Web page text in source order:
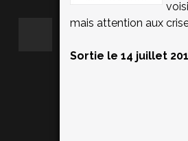
mais attention aux
Sortie le 14 juillet